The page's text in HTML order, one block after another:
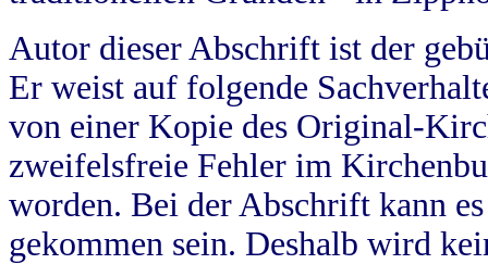
Autor dieser Abschrift ist der
Er weist auf folgende
von einer Kopie des Original-
zweifelsfreie Fehler im
worden. Bei der Abschrift kann
gekommen sein. Deshalb wird